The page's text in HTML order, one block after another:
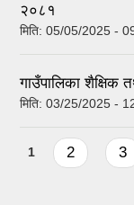
२०८१
मिति: 05/05/2025 -
गाउँपालिका शैक्षिक
मिति: 03/25/2025 -
Pages
1 2 3